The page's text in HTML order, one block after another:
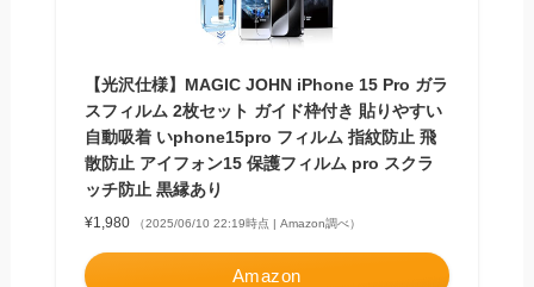
【光沢仕様】MAGIC JOHN iPhone 15 Pro ガラ
スフィルム 2枚セット ガイド枠付き 貼りやすい
自動吸着 いphone15pro フィルム 指紋防止 飛
散防止 アイフォン15 保護フィルム pro スクラ
ッチ防止 黒縁あり
¥1,980 （2025/06/10 22:19時点 | Amazon調べ）
Amazon